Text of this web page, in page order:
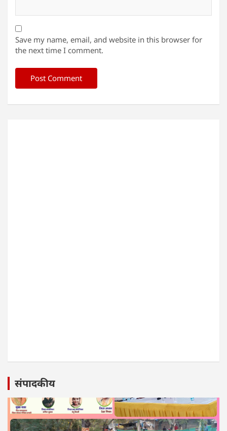
Save my name, email, and website in this browser for
the next time I comment.
संपादकीय